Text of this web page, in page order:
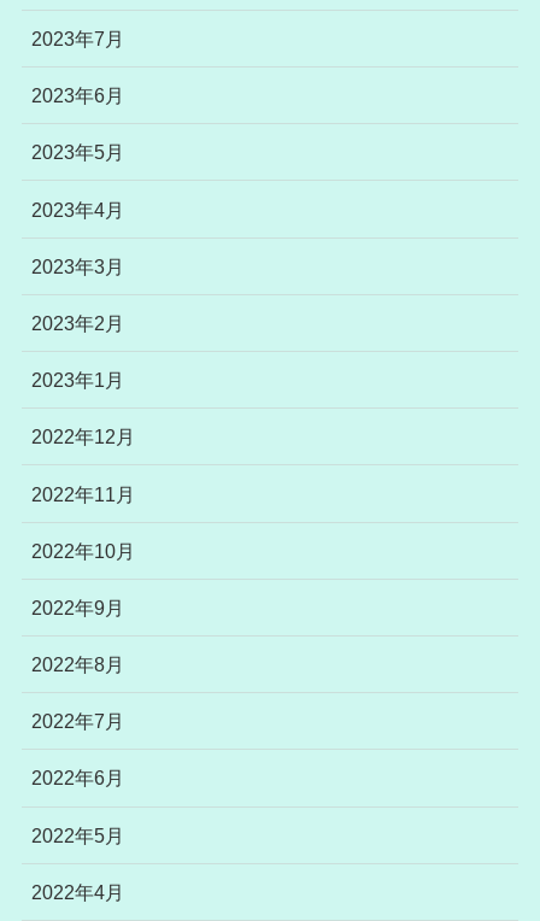
2023年7月
2023年6月
2023年5月
2023年4月
2023年3月
2023年2月
2023年1月
2022年12月
2022年11月
2022年10月
2022年9月
2022年8月
2022年7月
2022年6月
2022年5月
2022年4月